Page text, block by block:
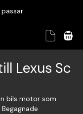
Lexus Sc
bils motor som